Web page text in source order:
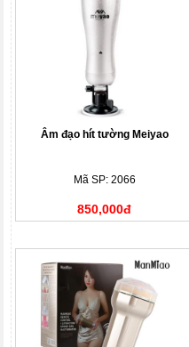
Âm đạo hít tường Meiyao
Mã SP: 2066
850,000đ